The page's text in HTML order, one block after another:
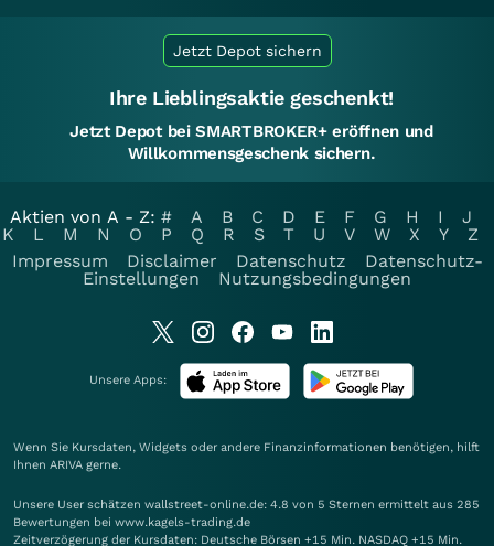
Jetzt Depot sichern
Ihre Lieblingsaktie geschenkt!
Jetzt Depot bei SMARTBROKER+ eröffnen und
Willkommensgeschenk sichern.
Aktien von A - Z: # A B C D E F G H I
J
K
L M N O P Q R S T U V W X Y
Z
Impressum
Disclaimer Datenschutz
Datenschutz-
Einstellungen
Nutzungsbedingungen
Unsere Apps:
Wenn Sie Kursdaten, Widgets oder andere Finanzinformationen benötigen, hilft
Ihnen ARIVA gerne.
Unsere User schätzen wallstreet-online.de: 4.8 von 5 Sternen ermittelt aus 285
Bewertungen bei www.kagels-trading.de
Zeitverzögerung der Kursdaten: Deutsche Börsen +15 Min. NASDAQ +15 Min.